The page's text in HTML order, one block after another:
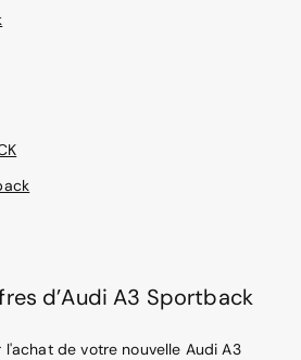
d’Audi A3 Sportback
de votre nouvelle Audi A3